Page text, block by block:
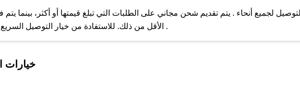
مع فريق دعم صحصح عبر الرسائل الخاصة على تويتر أو البريد الإلكتروني،
لجميع أنحاء . يتم تقديم شحن مجاني على الطلبات التي تبلغ قيمتها أو أكثر، بينما
الأقل من ذلك. للاستفادة من خيار التوصيل السريع، يرجى تقديم طلبك قبل الساعة .
خيارات